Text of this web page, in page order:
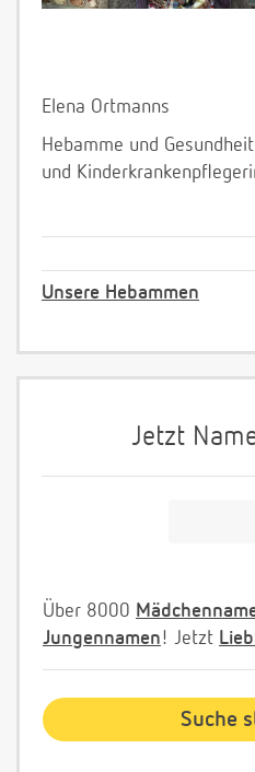
Elena Ortmanns
Hebamme und
und
Unsere Hebammen
Jetzt
Über 8000
Jungennamen! Jetzt